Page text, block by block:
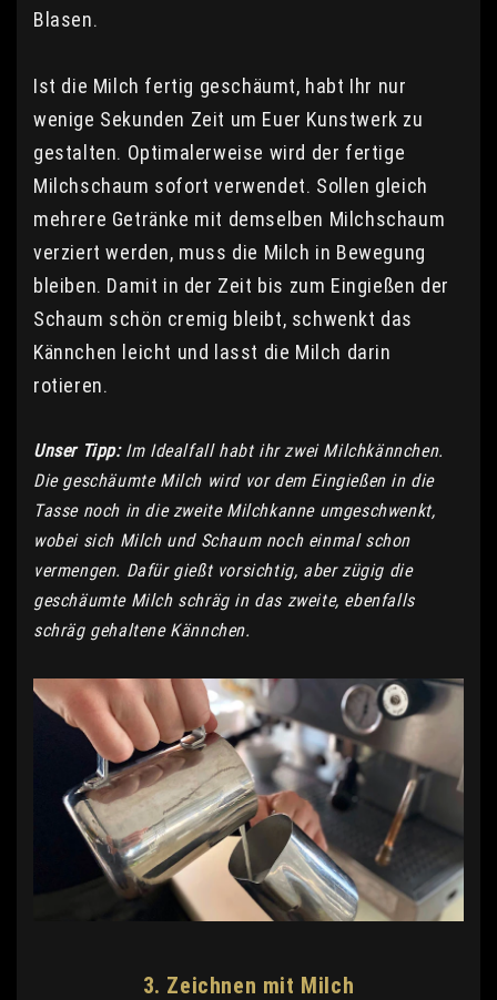
Blasen.
Ist die Milch fertig geschäumt, habt Ihr nur
wenige Sekunden Zeit um Euer Kunstwerk zu
gestalten. Optimalerweise wird der fertige
Milchschaum sofort verwendet. Sollen gleich
mehrere Getränke mit demselben Milchschaum
verziert werden, muss die Milch in Bewegung
bleiben. Damit in der Zeit bis zum Eingießen der
Schaum schön cremig bleibt, schwenkt das
Kännchen leicht und lasst die Milch darin
rotieren.
Unser Tipp:Im Idealfall habt ihr zwei Milchkännchen.
Die geschäumte Milch wird vor dem Eingießen in die
Tasse noch in die zweite Milchkanne umgeschwenkt,
wobei sich Milch und Schaum noch einmal schon
vermengen. Dafür gießt vorsichtig, aber zügig die
geschäumte Milch schräg in das zweite, ebenfalls
schräg gehaltene Kännchen.
3. Zeichnen mit Milch